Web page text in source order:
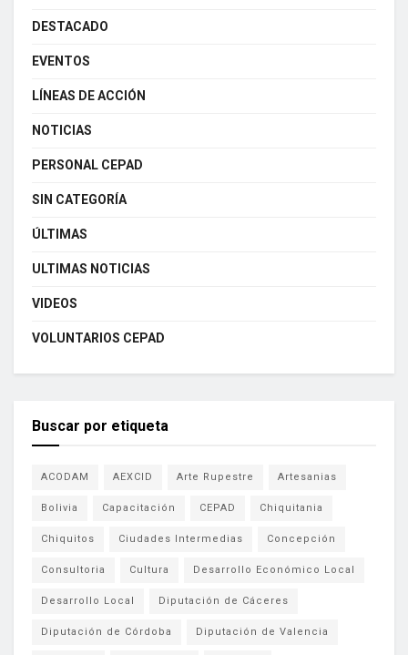
DESTACADO
EVENTOS
LÍNEAS DE ACCIÓN
NOTICIAS
PERSONAL CEPAD
SIN CATEGORÍA
ÚLTIMAS
ULTIMAS NOTICIAS
VIDEOS
VOLUNTARIOS CEPAD
Buscar por etiqueta
ACODAM AEXCID Arte Rupestre Artesanias
Bolivia Capacitación CEPAD Chiquitania
Chiquitos Ciudades Intermedias Concepción
Consultoria Cultura Desarrollo Económico Local
Desarrollo Local Diputación de Cáceres
Diputación de Córdoba Diputación de Valencia